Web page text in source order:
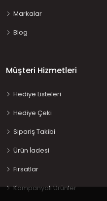
Markalar
Blog
Müşteri Hizmetleri
Hediye Listeleri
Hediye Çeki
Sipariş Takibi
Ürün İadesi
Fırsatlar
Kampanyalı Ürünler